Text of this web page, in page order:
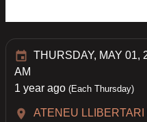
THURSDAY, MAY 01,
AM
1 year ago (Each Thursday)
ATENEU